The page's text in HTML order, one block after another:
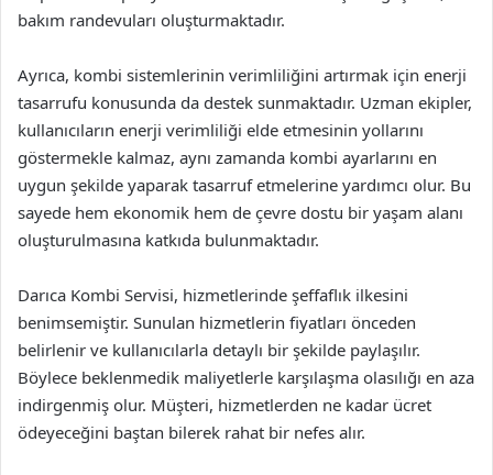
bakım randevuları oluşturmaktadır.
Ayrıca, kombi sistemlerinin verimliliğini artırmak için enerji
tasarrufu konusunda da destek sunmaktadır. Uzman ekipler,
kullanıcıların enerji verimliliği elde etmesinin yollarını
göstermekle kalmaz, aynı zamanda kombi ayarlarını en
uygun şekilde yaparak tasarruf etmelerine yardımcı olur. Bu
sayede hem ekonomik hem de çevre dostu bir yaşam alanı
oluşturulmasına katkıda bulunmaktadır.
Darıca Kombi Servisi, hizmetlerinde şeffaflık ilkesini
benimsemiştir. Sunulan hizmetlerin fiyatları önceden
belirlenir ve kullanıcılarla detaylı bir şekilde paylaşılır.
Böylece beklenmedik maliyetlerle karşılaşma olasılığı en aza
indirgenmiş olur. Müşteri, hizmetlerden ne kadar ücret
ödeyeceğini baştan bilerek rahat bir nefes alır.